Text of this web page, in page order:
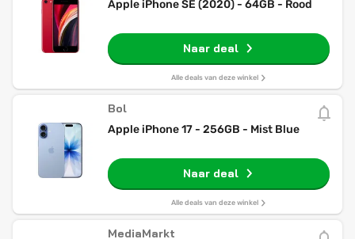
Apple iPhone SE (2020) - 64GB - Rood
Naar deal
Alle deals van deze winkel
Bol
Apple iPhone 17 - 256GB - Mist Blue
Naar deal
Alle deals van deze winkel
MediaMarkt